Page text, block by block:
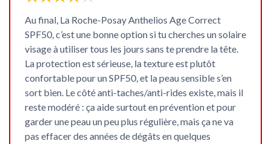
Au final, La Roche-Posay Anthelios Age Correct
SPF50, c’est une bonne option si tu cherches unsolaire
visage à utiliser tous les jours sans te prendre la tête.
La protection est sérieuse, la texture est plutôt
confortable pour un SPF50, et la peau sensible s’en
sort bien. Le côté anti-taches/anti-rides existe, mais il
reste modéré : ça aide surtout en prévention et pour
garder une peau un peu plus régulière, mais ça ne va
pas effacer des années de dégâts en quelques